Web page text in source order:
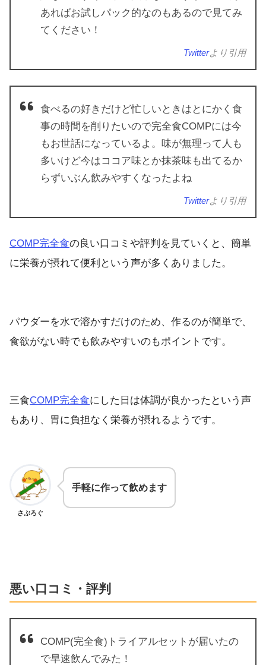
あればお試しパック的なのもあるので見てみ
てください！
Twitterより引用
食べるの好きだけど忙しいときはとにかく食
事の時間を削りたいので完全食COMPには今
もお世話になっているよ。味が無理って人も
多いけど今はココア味とか抹茶味も出てるか
らずいぶん飲みやすくなったよね
Twitterより引用
COMP完全食の良い口コミや評判を見ていくと、簡単
に栄養が摂れて便利という声が多くありました。
パウダーを水で溶かすだけのため、作るのが簡単で、
食欲がない時でも飲みやすいのもポイントです。
三食COMP完全食にした日は体調が良かったという声
もあり、胃に負担なく栄養が摂れるようです。
さぶろぐ
手軽に作って飲めます
悪い口コミ・評判
COMP(完全食)トライアルセットが届いたの
で早速飲んでみた！